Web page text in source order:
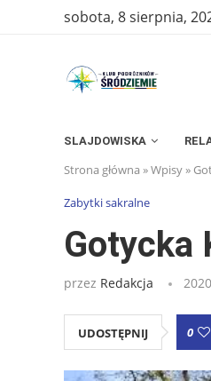
sobota, 8 sierpnia,
SLAJDOWISKA
Strona główna »Wpisy»
Zabytki sakralne
Gotycka
przez Redakcja
UDOSTĘPNIJ 0